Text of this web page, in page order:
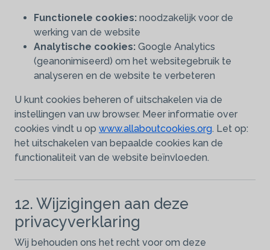
Functionele cookies: noodzakelijk voor de
werking van de website
Analytische cookies: Google Analytics
(geanonimiseerd) om het websitegebruik te
analyseren en de website te verbeteren
U kunt cookies beheren of uitschakelen via de
instellingen van uw browser. Meer informatie over
cookies vindt u op www.allaboutcookies.org. Let op:
het uitschakelen van bepaalde cookies kan de
functionaliteit van de website beïnvloeden.
12. Wijzigingen aan deze
privacyverklaring
Wij behouden ons het recht voor om deze